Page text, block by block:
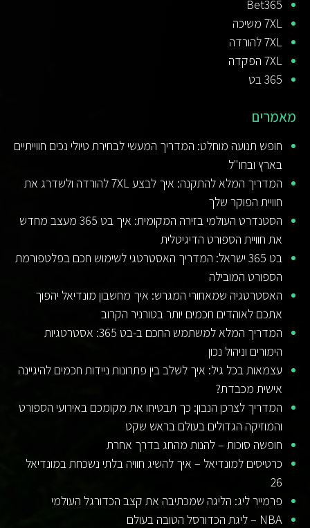
Bet365
7XL משיכה
7XL להורדה
7XL הפקדה
365 בט
מאמרים
חופש תנועה מוחלט: המדריך המעשי לבחירת טיולי נכים חווייתיים
בארץ ובחו"ל
המדריך המלא להתקנה: איך לבצע 7XL להורדה ולשדרג את
חוויית הפוקר שלך
הסטנדרט העולמי בזירה המקומית: איך בט 365 מעצב מחדש
את חוויית הספורט הדיגיטלית
בט 365 ישראל: המדריך האסטרטגי לשימוש חכם בפלטפורמת
הספורט המובילה
האסטרטגיה שמאחורי המגרש: איך מחשבון מונדיאל יהפוך
אתכם לאוהדים חכמים יותר בטורניר הקרוב
המדריך המלא למשתמש החכם ב-בט 365: אסטרטגיות
הימורים וניהול נכון
עצמאות בכל גיל: איך לשלב בין פתרונות ניידות חכמים להיגיינה
אישית מכבדת?
המדריך לצרכן הנבון: כך תבטיחו את מקומכם באירועי הספורט
והמוזיקה הגדולים בעולם בראש שקט
חופשה סוכות – להנות מהחג בדרך אחרת
כרטיסים למונדיאל – איך להשיג חוויה בלתי נשכחת במונדיאל
26
פרמייר ליג: הליגה שמכתיבה את קצב הכדורגל העולמי
NBA – ליגת הכדורסל הטובה בעולם